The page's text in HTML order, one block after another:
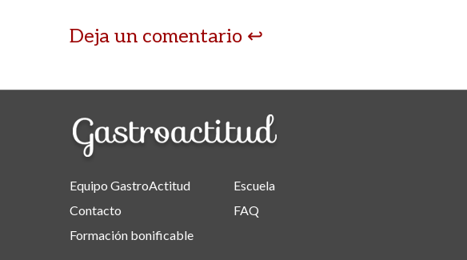
Deja un comentario
Equipo GastroActitud
Contacto
Formación bonificable
Escuela
FAQ